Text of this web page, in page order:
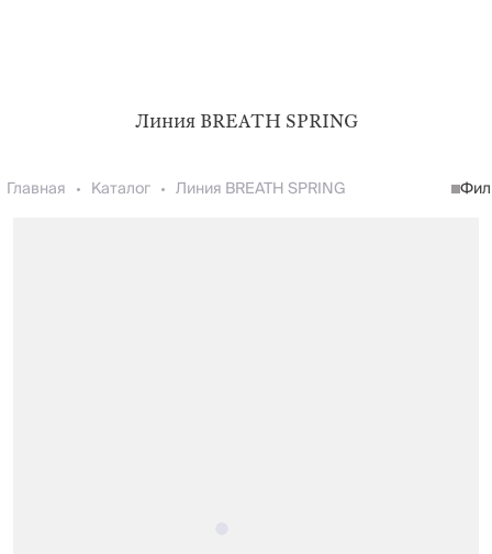
Линия BREATH SPRING
Главная Каталог Линия BREATH SPRING